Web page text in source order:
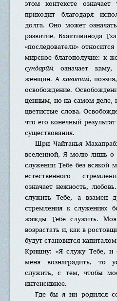
этом контексте означает
приходит благодаря
долга. Оно может
развитие. Бхактивинода
«последователи»
мирское благополучие: к
сундарӣм̇ означает каму,
женщин. А кавита̄м̇,
освобождение.
ценным, но на самом деле,
цветистые слова.
что его конечный
существования.
Шри Чайтанья
вселенной, Я молю лишь о
служении Тебе без всякой
естественного
означает нежность,
служить Тебе, а взамен
стремления к служению:
жажды Тебе служить.
возрастать и, как в
будут становится
Кришну: «Я служу Тебе, и
меня вознаградить, то
служить, с тем, чтобы
интенсивнее.
Где бы я ни родился